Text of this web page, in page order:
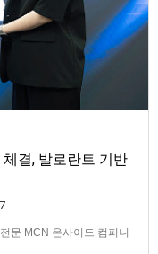
결, 발로란트 기반
문 MCN 온사이드 컴퍼니